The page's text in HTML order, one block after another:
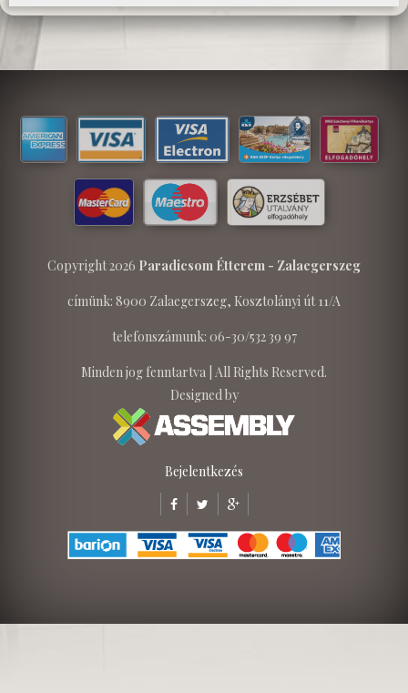
Copyright 2026 Paradicsom Étterem - Zalaegerszeg
címünk: 8900 Zalaegerszeg, Kosztolányi út 11/A
telefonszámunk: 06-30/532 39 97
Minden jog fenntartva | All Rights Reserved.
Designed by
Bejelentkezés